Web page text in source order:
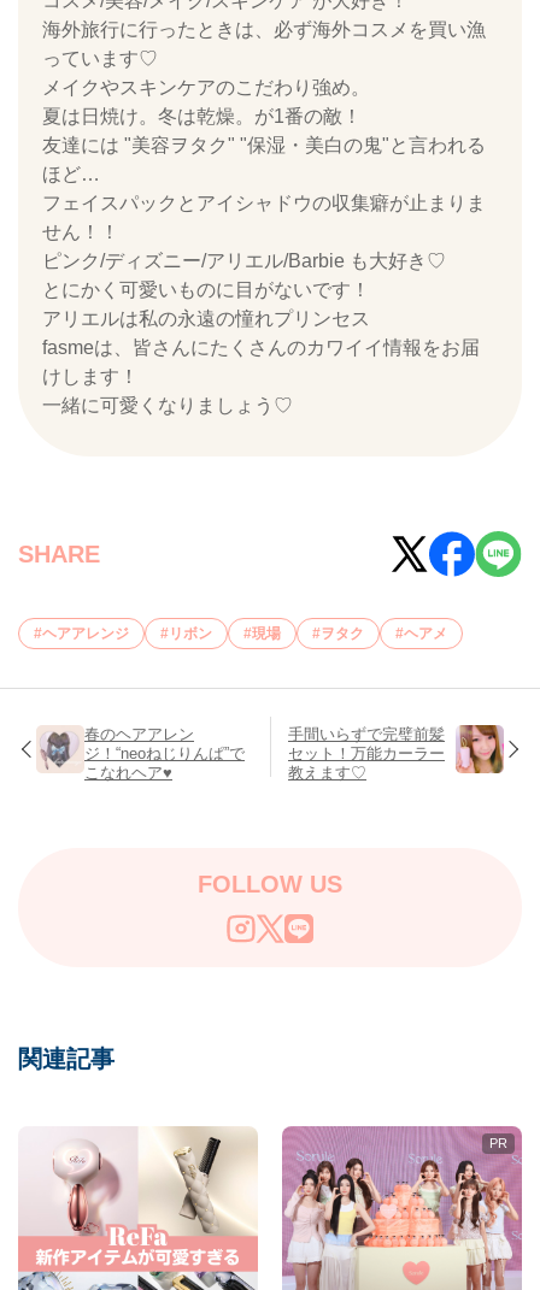
海外旅行に行ったときは、必ず海外コスメを買い漁
っています♡
メイクやスキンケアのこだわり強め。
夏は日焼け。冬は乾燥。が1番の敵！
友達には "美容ヲタク" "保湿・美白の鬼"と言われる
ほど…
フェイスパックとアイシャドウの収集癖が止まりま
せん！！
ピンク/ディズニー/アリエル/Barbie も大好き♡
とにかく可愛いものに目がないです！
アリエルは私の永遠の憧れプリンセス
fasmeは、皆さんにたくさんのカワイイ情報をお届
けします！
一緒に可愛くなりましょう♡
SHARE
ヘアアレンジ リボン 現場 ヲタク ヘアメ
春のヘアアレン
ジ！“neoねじりんぱ”で
こなれヘア♥
手間いらずで完璧前髪
セット！万能カーラー
教えます♡
FOLLOW US
関連記事